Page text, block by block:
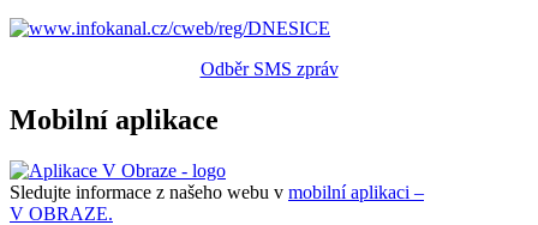
Odběr SMS zpráv
Mobilní aplikace
Sledujte informace z našeho webu v mobilní aplikaci –
V OBRAZE.